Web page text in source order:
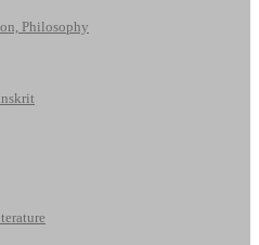
Philosophy